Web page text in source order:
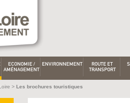
ECONOMIE /
AMÉNAGEMENT
ENVIRONNEMENT
ROUTE ET
TRANSPORT
> Les brochures touristiques